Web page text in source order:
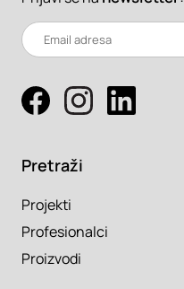
Pretraži
Projekti
Profesionalci
Proizvodi